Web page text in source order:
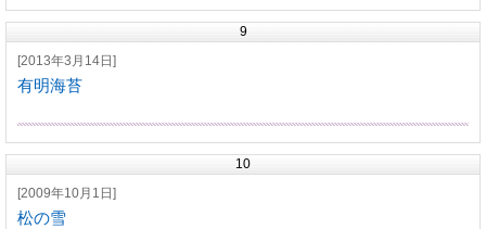
9
[2013年3月14日]
有明海苔
10
[2009年10月1日]
松の雪